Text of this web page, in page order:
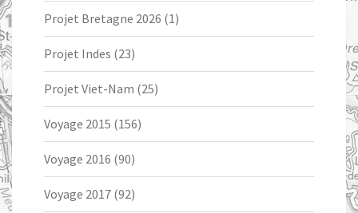
Projet Bretagne 2026 (1)
Projet Indes (23)
Projet Viet-Nam (25)
Voyage 2015 (156)
Voyage 2016 (90)
Voyage 2017 (92)